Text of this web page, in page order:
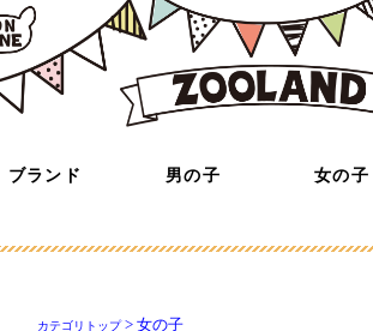
カテゴリトップ> 女の子